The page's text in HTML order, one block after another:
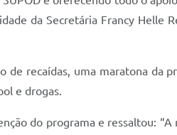
da Secretária Francy Helle
recaídas, uma maratona da
e drogas.
do programa e ressaltou: “A